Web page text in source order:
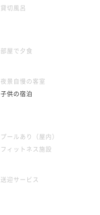
貸切風呂
部屋で夕食
夜景自慢の客室
子供の宿泊
プールあり（屋内）
フィットネス施設
送迎サービス